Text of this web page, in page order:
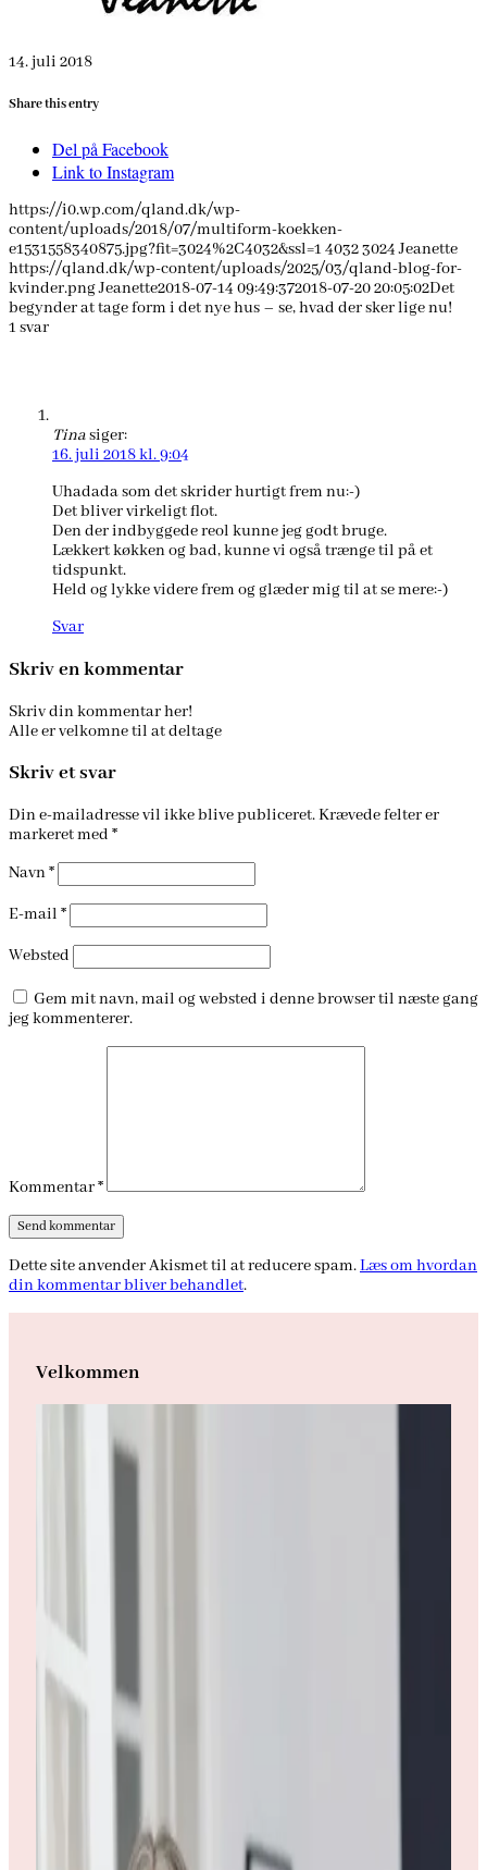
14. juli 2018
Share this entry
Del på Facebook
Link to Instagram
https://i0.wp.com/qland.dk/wp-
content/uploads/2018/07/multiform-koekken-
e1531558340875.jpg?fit=3024%2C4032&ssl=1 40323024 Jeanette
https://qland.dk/wp-content/uploads/2025/03/qland-blog-for-
kvinder.pngJeanette2018-07-14 09:49:372018-07-20 20:05:02Det
begynder at tage form i det nye hus – se, hvad der sker lige nu!
1 svar
Tinasiger:
16. juli 2018 kl. 9:04
Uhadada som det skrider hurtigt frem nu:-)
Det bliver virkeligt flot.
Den der indbyggede reol kunne jeg godt bruge.
Lækkert køkken og bad, kunne vi også trænge til på et
tidspunkt.
Held og lykke videre frem og glæder mig til at se mere:-)
Svar
Skriv en kommentar
Skriv din kommentar her!
Alle er velkomne til at deltage
Skriv et svar
Din e-mailadresse vil ikke blive publiceret.Krævede felter er
markeret med *
Navn*
E-mail *
Websted
Gem mit navn, mail og websted i denne browser til næste gang
jeg kommenterer.
Kommentar*
Dette site anvender Akismet til at reducere spam.Læs om hvordan
din kommentar bliver behandlet.
Velkommen